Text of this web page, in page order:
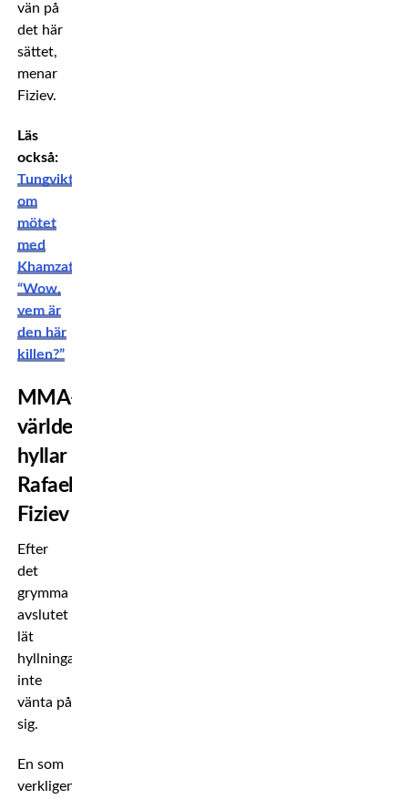
vän på
det här
sättet,
menar
Fiziev.
Läs
också:
Tungviktsstjärnan
om
mötet
med
Khamzat:
“Wow,
vem är
den här
killen?”
MMA-
världen
hyllar
Rafael
Fiziev
Efter
det
grymma
avslutet
lät
hyllningarna
inte
vänta på
sig.
En som
verkligen